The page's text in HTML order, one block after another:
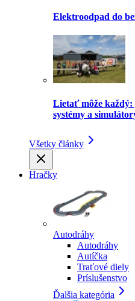
Elektroodpad do
Lietať môže
systémy a
Všetky články
Hračky
Autodráhy
Autodráhy
Autíčka
Traťové diely
Príslušenstvo
Ďalšia kategória